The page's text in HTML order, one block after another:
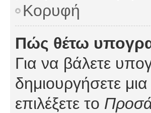
Κορυφή
Πώς θέτω
Για να βάλετε
δημιουργήσετε
επιλέξετε το